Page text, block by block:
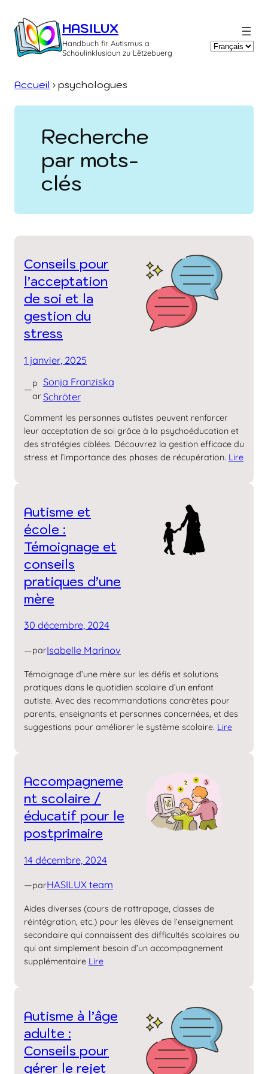
au
contenu
HASILUX
Handbuch fir Autismus a
Schoulinklusioun zu Lëtzebuerg
Choisir
Accueil ›psychologues
Recherche
par mots-
clés
Conseils pour
l’acceptation
de soi et la
gestion du
stress
1 janvier, 2025
—
p
ar
Sonja Franziska
Schröter
Comment les personnes autistes peuvent renforcer
leur acceptation de soi grâce à la psychoéducation et
des stratégies ciblées. Découvrez la gestion efficace du
stress et l’importance des phases de récupération. Lire
Autisme et
école :
Témoignage et
conseils
pratiques d’une
mère
30 décembre, 2024
—parIsabelle Marinov
Témoignage d’une mère sur les défis et solutions
pratiques dans le quotidien scolaire d’un enfant
autiste. Avec des recommandations concrètes pour
parents, enseignants et personnes concernées, et des
suggestions pour améliorer le système scolaire. Lire
Accompagneme
nt scolaire /
éducatif pour le
post­primaire
14 décembre, 2024
—parHASILUX team
Aides diverses (cours de rattrapage, classes de
réintégration, etc.) pour les élèves de l’enseignement
secondaire qui connaissent des difficultés scolaires ou
qui ont simplement besoin d’un accompagnement
supplémentaire Lire
Autisme à l’âge
adulte :
Conseils pour
gérer le rejet